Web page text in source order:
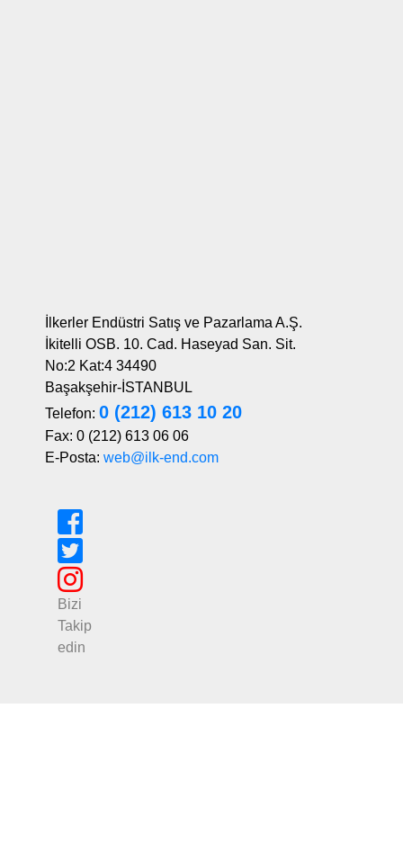
İlkerler Endüstri Satış ve Pazarlama A.Ş.
İkitelli OSB. 10. Cad. Haseyad San. Sit.
No:2 Kat:4 34490
Başakşehir-İSTANBUL
Telefon: 0 (212) 613 10 20
Fax: 0 (212) 613 06 06
E-Posta: web@ilk-end.com
Bizi
Takip
edin